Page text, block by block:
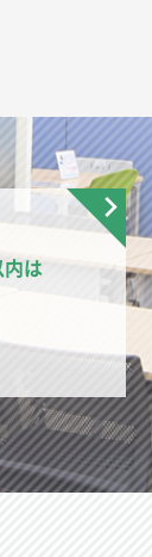
は